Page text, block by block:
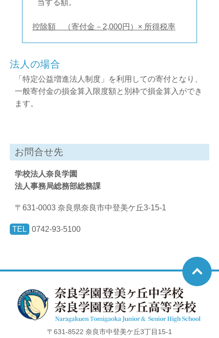
当する額。
控除額 （寄付金－2,000円）× 所得税率
法人の場合
「特定公益増進法人制度」を利用しての寄付となり、
一般寄付金の損金算入限度額と別枠で損金算入ができ
ます。
お問合せ先
学校法人奈良学園
法人事務局総務部総務課
〒631-0003 奈良県奈良市中登美ケ丘3-15-1
TEL 0742-93-5100
〒631-8522 奈良市中登美ケ丘3丁目15-1